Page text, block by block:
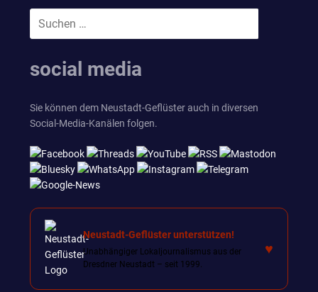
social media
Sie können dem Neustadt-Geflüster auch in diversen
Social-Media-Kanälen folgen.
Neustadt-Geflüster unterstützen!
Unabhängiger Lokaljournalismus aus der
Dresdner Neustadt – seit 1999.
♥